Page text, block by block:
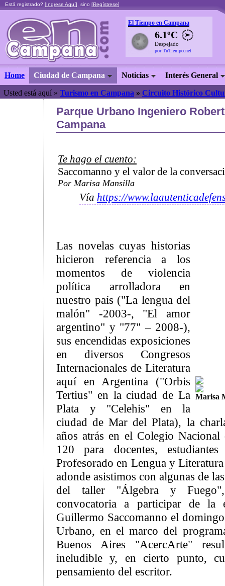
Está registrado? [Ingrese Aquí], sino [Regístrese]
El Tiempo en Campana
6.1ºC
Despejado
por TuTiempo.net
Home Ciudad de Campana Noticias Interés General
Usted está aquí » Turismo en Campana » Circuito Histórico
Parque Urbano Ingeniero
Campana
Te hago el cuento:
Saccomanno y el valor de la
Por Marisa Mansilla
Vía https://
Marisa
Las novelas cuyas historias
hicieron referencia a los
momentos de violencia
política arrolladora en
nuestro país ("La lengua del
malón" -2003-, "El amor
argentino" y "77" – 2008-),
sus encendidas exposiciones
en diversos Congresos
Internacionales de Literatura
aquí en Argentina ("Orbis
Tertius" en la ciudad de La
Plata y "Celehis" en la
ciudad de Mar del Plata), la
años atrás en el Colegio
120 para docentes,
Profesorado en Lengua y
adonde asistimos con algunas de
del taller "Álgebra y
convocatoria a participar de la
Guillermo Saccomanno el
Urbano, en el marco del
Buenos Aires "AcercArte"
ineludible y, en cierto punto,
pensamiento del escritor.